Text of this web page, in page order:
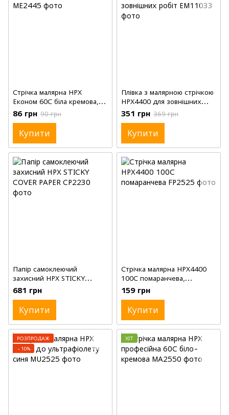
Стрічка малярна HPX
Економ 60С біла кремова,
1'(25мм), 45м
86 грн 90 грн
Купити
Плівка з малярною стрічкою
HPX4400 для зовнішних
робіт, 110см, 33м
351 грн 369 грн
Купити
Папір самоклеючий
захисний HPX STICKY
COVER PAPER, 222мм, 30м
681 грн
Купити
Стрічка малярна HPX4400
100С помаранчева,
1'(25мм), 25м
159 грн
Купити
РОЗПРОДАЖ
−10%
ХІТ